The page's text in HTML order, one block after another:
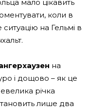
мало цікавить
коли в
на Гельмі в
на
і дощово – як це
річка
лише два